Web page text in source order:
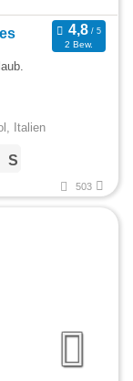
2 Bew.
Italien
503